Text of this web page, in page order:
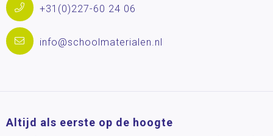
+31(0)227-60 24 06
info@schoolmaterialen.nl
Altijd als eerste op de hoogte